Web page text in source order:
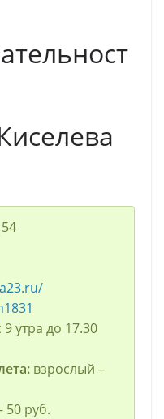
утра до 17.30
взрослый –
50 руб.